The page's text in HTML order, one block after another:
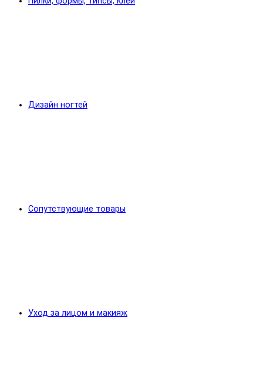
Дизайн ногтей
Сопутствующие товары
Уход за лицом и макияж